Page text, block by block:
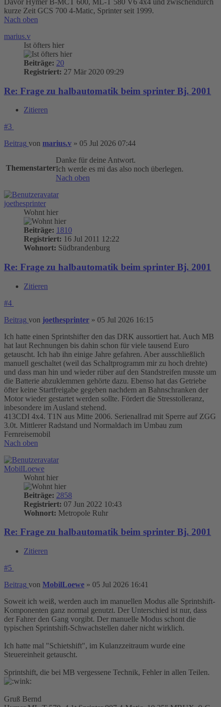
kurze Zeit GCS 700 4-Matic, Sprinter seit 1999.
Nach oben
marius.v
Ist öfters hier
Beiträge: 20
Registriert: 27 Mär 2020 09:29
Re: Frage zu halbautomatik beim sprinter Bj. 2001
Zitieren
#3
Beitrag von marius.v » 05 Jul 2026 07:44
Themenstarter
Danke für deine Antwort.
Ich werde es mi das also noch überlegen.
Nach oben
joethesprinter
Wohnt hier
Beiträge: 1810
Registriert: 16 Jul 2011 12:22
Wohnort: Südbrandenburg
Re: Frage zu halbautomatik beim sprinter Bj. 2001
Zitieren
#4
Beitrag von joethesprinter » 05 Jul 2026 16:15
Ich hatte einen Sprintshifter den das DRK aussortiert hat. Auch MB
hat laut Rechnungen bis dahin schon für viele tausend Euro
getauscht. Ich hab ihn einige Jahre gefahren. Aber ausschließlich
manuell geschaltet (weil das Schaltprogramm mir zu hoch drehte)
und dass man hin und wieder rüber auf den Standstreifen musste um
die Batterie abzuklemmen gehörte dazu. Ebenso hat das Getriebe
öfter keine Startfreigabe gegeben nachdem an Bahnschranken der
Motor wieder gestartet werden sollte. Fördert die Stresstolleranz,
inbesondere im Ausland stehend.
413CDI 4x4. T1N aus Mitte 2006. Serienallrad mit Sperre auf ZGG
3.0t. Mittlerer Radstand und Normaldach im Umbau zum
Fernreisemobil
Nach oben
MobilLoewe
Wohnt hier
Beiträge: 2858
Registriert: 07 Jun 2022 10:43
Wohnort: Metropole Ruhr
Re: Frage zu halbautomatik beim sprinter Bj. 2001
Zitieren
#5
Beitrag von MobilLoewe » 05 Jul 2026 16:41
Soweit ich weiß, werden auch im manuellen Modus alle Sprintshift-
Komponenten ganz normal genutzt. Der Unterschied ist nur, dass
der Fahrer den Gang vorgibt. Der manuelle Modus schont die
typischen Sprintshift-Schwachstellen daher nicht wirklich.
Ich hatte mal "Schietshift", im Kulanzzeitraum wurde eine
Steuereinheit getauscht.
Sprintshift, die bei MB vergessene Technik, Fehler in allen Teilen.
Gruß Bernd